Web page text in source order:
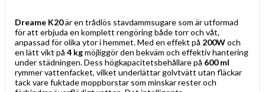
Dreame K20är en trådlös stavdammsugare som är utformad
för att erbjuda en komplett rengöring både torr och våt,
anpassad för olika ytor i hemmet. Med en effekt på 200Woch
en lätt vikt på 4 kgmöjliggör den bekväm och effektiv hantering
under städningen. Dess högkapacitetsbehållare på 600 ml
rymmer vattenfacket, vilket underlättar golvtvätt utan fläckar
tack vare fuktade moppborstar som minskar rester och